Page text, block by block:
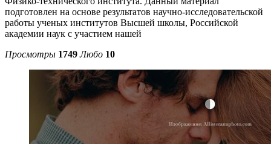
подготовлен на основе результатов научно-исследовательской
работы ученых институтов Высшей школы, Российской
академии наук с участием нашей
Просмотры 1749 Любо 10